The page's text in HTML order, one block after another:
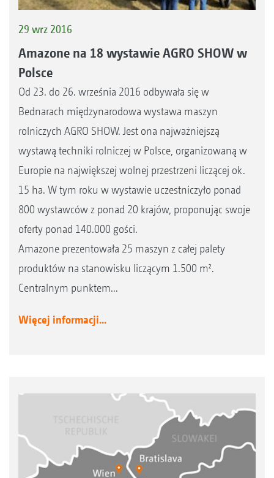
29 wrz 2016
Amazone na 18 wystawie AGRO SHOW w
Polsce
Od 23. do 26. września 2016 odbywała się w
Bednarach międzynarodowa wystawa maszyn
rolniczych AGRO SHOW. Jest ona najważniejszą
wystawą techniki rolniczej w Polsce, organizowaną w
Europie na największej wolnej przestrzeni liczącej ok.
15 ha. W tym roku w wystawie uczestniczyło ponad
800 wystawców z ponad 20 krajów, proponując swoje
oferty ponad 140.000 gości.
Amazone prezentowała 25 maszyn z całej palety
produktów na stanowisku liczącym 1.500 m².
Centralnym punktem...
Więcej informacji...